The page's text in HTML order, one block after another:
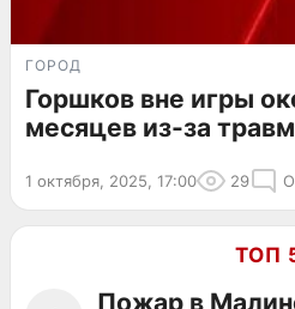
ГОРОД
Горшков вне игры
месяцев из-за
1 октября, 2025, 17:00 29
ТОП
Пожар в